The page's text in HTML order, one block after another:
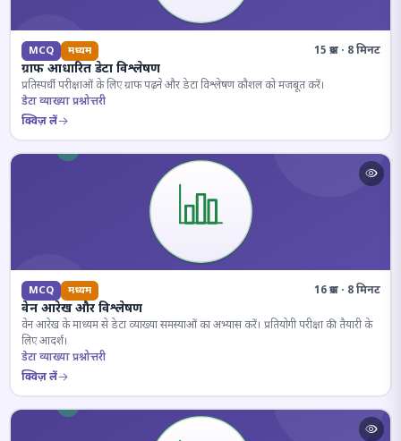
MCQ मध्यम 15 प्रश्न · 8 मिनट
ग्राफ आधारित डेटा विश्लेषण
प्रतिस्पर्धी परीक्षाओं के लिए ग्राफ पढ़ने और डेटा विश्लेषण कौशल को मजबूत करें।
डेटा व्याख्या प्रश्नोत्तरी
क्विज़ लें
MCQ मध्यम 16 प्रश्न · 8 मिनट
वेन आरेख और विश्लेषण
वेन आरेख के माध्यम से डेटा व्याख्या समस्याओं का अभ्यास करें। प्रतियोगी परीक्षा की तैयारी के
लिए आदर्श।
डेटा व्याख्या प्रश्नोत्तरी
क्विज़ लें